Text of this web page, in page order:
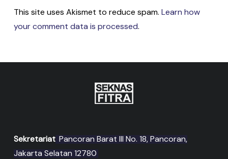
This site uses Akismet to reduce spam. Learn how
your comment data is processed.
Sekretariat Pancoran Barat III No. 18, Pancoran,
Jakarta Selatan 12780